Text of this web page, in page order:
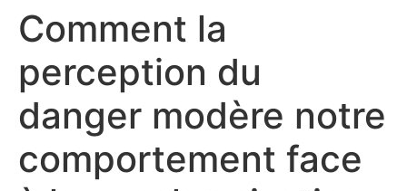
Skip
content
Comment la
perception du
danger modère notre
comportement face